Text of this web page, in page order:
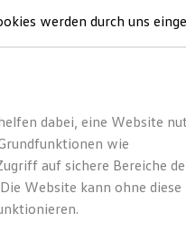
Gebrauchtwagen
Leasing
alle(s).
werden durch uns
dabei, eine Website
wie
auf sichere Bereiche
Website kann ohne diese